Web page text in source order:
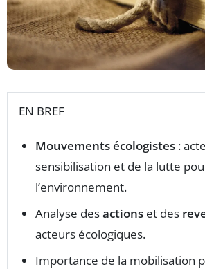
EN BREF
Mouvements écologistes :
sensibilisation et de la lutte
l’environnement.
Analyse desactions et des
acteurs écologiques.
Importance de la mobilisation